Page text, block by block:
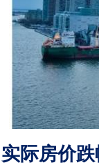
实际房价